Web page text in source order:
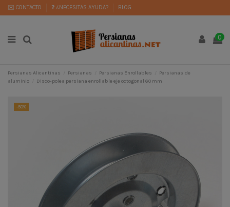
✉️ CONTACTO ❓ ¿NECESITAS AYUDA? BLOG
0
Persianas Alicantinas Persianas Persianas Enrollables
Persianas de
aluminio
Disco-polea persiana enrollable eje octogonal 60 mm
-50%